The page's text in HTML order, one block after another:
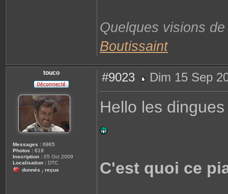
Quelques visions
Boutissaint
touco
Messages : 6965
Photos : 619
Inscription : 05 Oct 2009
Localisation : DTC
donnés / reçus
#9023
e
a
Dim 15 Sep
Hello les
C'est quoi ce